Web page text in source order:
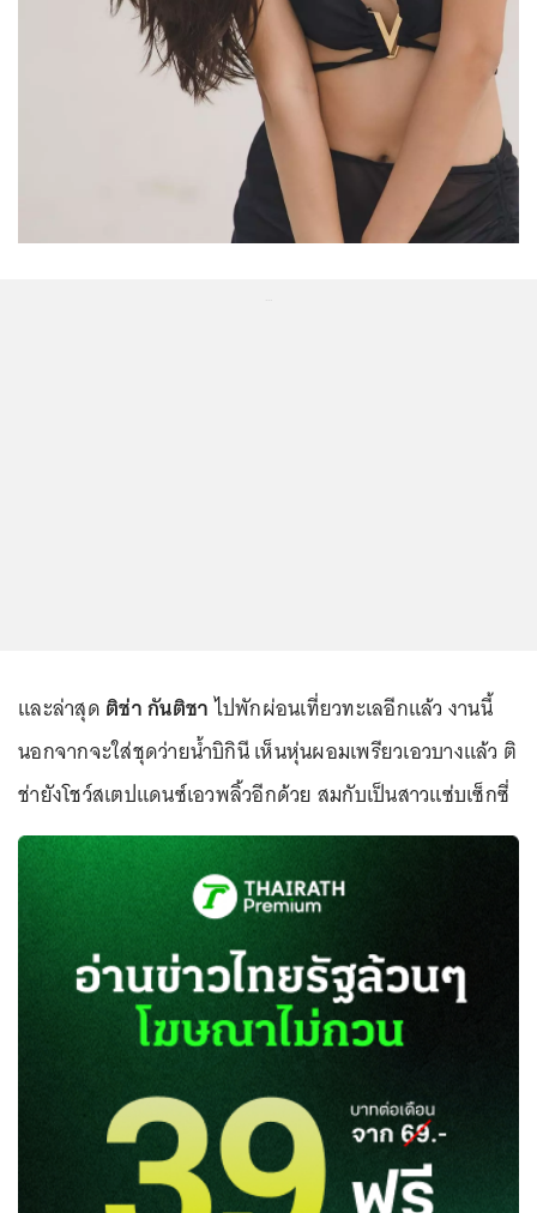
และล่าสุด ติช่า กันติชาไปพักผ่อนเที่ยวทะเลอีกแล้ว งานนี้
นอกจากจะใส่ชุดว่ายน้ำบิกินี เห็นหุ่นผอมเพรียวเอวบางแล้ว ติ
ช่ายังโชว์สเตปแดนซ์เอวพลิ้วอีกด้วย สมกับเป็นสาวแซ่บเซ็กซี่